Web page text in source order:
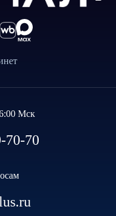
Мск
70-70